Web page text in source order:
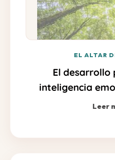
EL ALTAR
El desarrollo
inteligencia
Leer